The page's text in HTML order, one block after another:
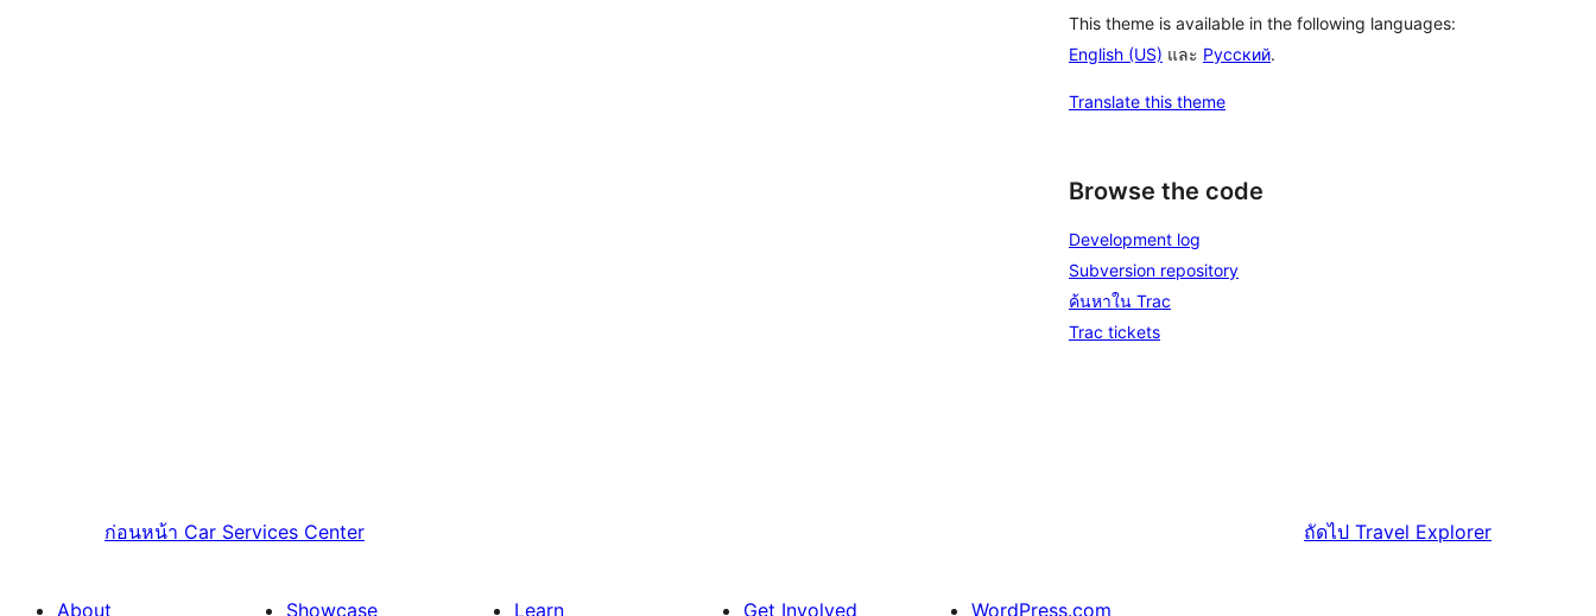
This theme is available in the following languages:
English (US) และ Русский.
Translate this theme
Browse the code
Development log
Subversion repository
ค้นหาใน Trac
Trac tickets
ก่อนหน้า Car Services Center ถัดไป Travel Explorer
About Showcase Learn Get Involved WordPress.com